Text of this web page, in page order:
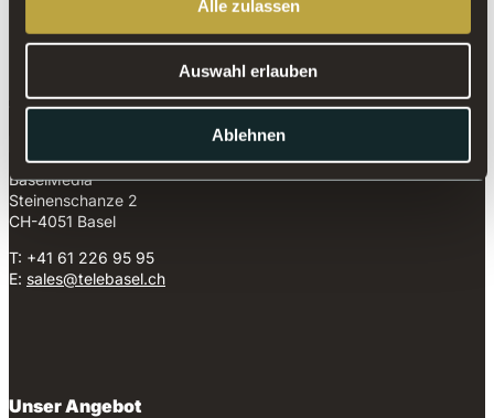
Alle zulassen
Auswahl erlauben
Ablehnen
*Quelle: Mediapulse TV Data (Instar Analytics), Deutsche
Schweiz, Personen 3+, Nettoreichweite NRw-T,
BaselMedia
Steinenschanze 2
CH-4051 Basel
T: +41 61 226 95 95
E: sales@telebasel.ch
Unser Angebot